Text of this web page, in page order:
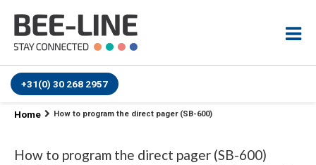
+31(0) 30 268 2957
Home How to program the direct pager (SB-600)
How to program the direct pager (SB-600)